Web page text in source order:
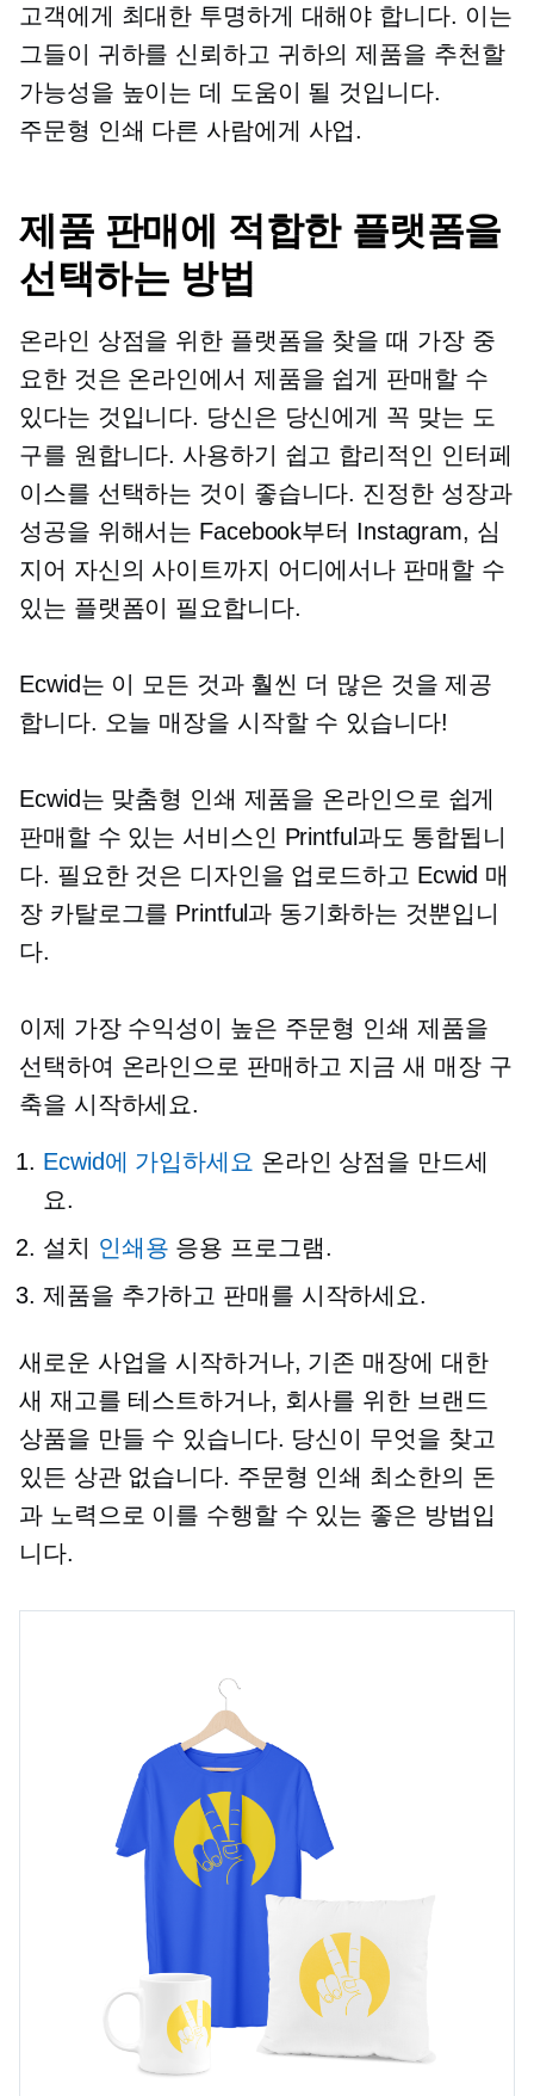
고객에게 최대한 투명하게 대해야 합니다. 이는
그들이 귀하를 신뢰하고 귀하의 제품을 추천할
가능성을 높이는 데 도움이 될 것입니다.
주문형 인쇄 다른 사람에게 사업.
제품 판매에 적합한 플랫폼을
선택하는 방법
온라인 상점을 위한 플랫폼을 찾을 때 가장 중
요한 것은 온라인에서 제품을 쉽게 판매할 수
있다는 것입니다. 당신은 당신에게 꼭 맞는 도
구를 원합니다. 사용하기 쉽고 합리적인 인터페
이스를 선택하는 것이 좋습니다. 진정한 성장과
성공을 위해서는 Facebook부터 Instagram, 심
지어 자신의 사이트까지 어디에서나 판매할 수
있는 플랫폼이 필요합니다.
Ecwid는 이 모든 것과 훨씬 더 많은 것을 제공
합니다. 오늘 매장을 시작할 수 있습니다!
Ecwid는 맞춤형 인쇄 제품을 온라인으로 쉽게
판매할 수 있는 서비스인 Printful과도 통합됩니
다. 필요한 것은 디자인을 업로드하고 Ecwid 매
장 카탈로그를 Printful과 동기화하는 것뿐입니
다.
이제 가장 수익성이 높은 주문형 인쇄 제품을
선택하여 온라인으로 판매하고 지금 새 매장 구
축을 시작하세요.
Ecwid에 가입하세요 온라인 상점을 만드세
요.
설치
인쇄용 응용 프로그램.
제품을 추가하고 판매를 시작하세요.
새로운 사업을 시작하거나, 기존 매장에 대한
새 재고를 테스트하거나, 회사를 위한 브랜드
상품을 만들 수 있습니다. 당신이 무엇을 찾고
있든 상관 없습니다. 주문형 인쇄 최소한의 돈
과 노력으로 이를 수행할 수 있는 좋은 방법입
니다.